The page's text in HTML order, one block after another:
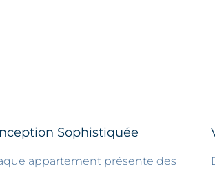
Sophistiquée
appartement présente des